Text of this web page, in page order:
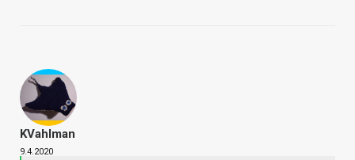
KVahlman
9.4.2020